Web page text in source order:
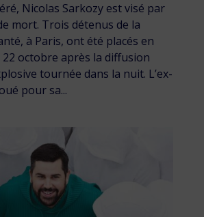
Nicolas Sarkozy est visé par
mort. Trois détenus de la
à Paris, ont été placés en
22 octobre après la diffusion
tournée dans la nuit. L’ex-
pour sa...